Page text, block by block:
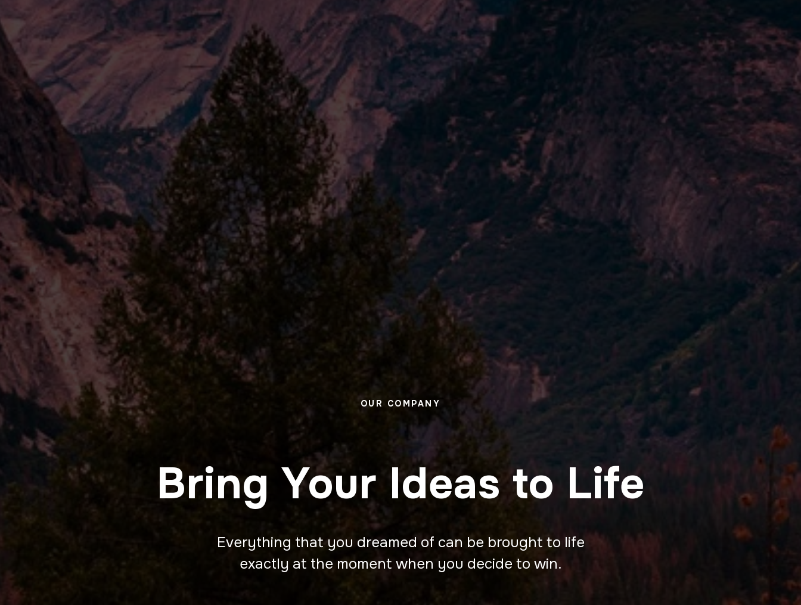
OUR COMPANY
Bring Your Ideas to Life
Everything that you dreamed of can be brought to life
exactly at the moment when you decide to win.